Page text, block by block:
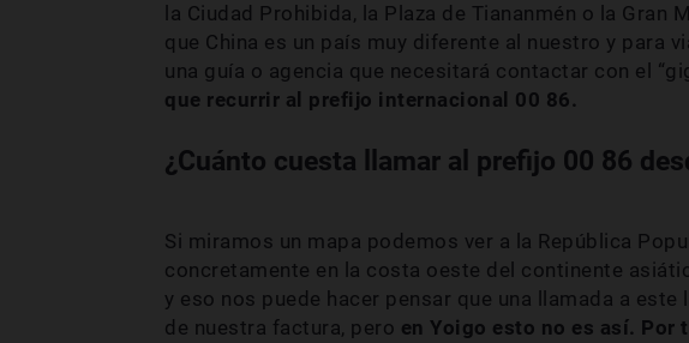
la Ciudad Prohibida, la Plaza de Tiananmén o la Gran
que China es un país muy diferente al nuestro y para
una guía o agencia que necesitará contactar con el
que recurrir al prefijo internacional 00 86.
¿Cuánto cuesta llamar al prefijo 00 86
Si miramos un mapa podemos ver a la República
concretamente en la costa oeste del continente
y eso nos puede hacer pensar que una llamada a
de nuestra factura, pero en Yoigo esto no es así.